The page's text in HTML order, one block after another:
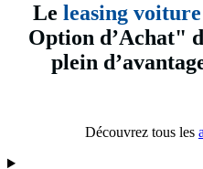
Le leasing voiture
Option d’Achat"
plein
Découvrez tous les